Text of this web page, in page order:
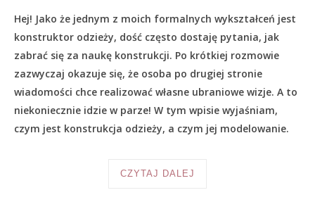
Hej! Jako że jednym z moich formalnych wykształceń jest
konstruktor odzieży, dość często dostaję pytania, jak
zabrać się za naukę konstrukcji. Po krótkiej rozmowie
zazwyczaj okazuje się, że osoba po drugiej stronie
wiadomości chce realizować własne ubraniowe wizje. A to
niekoniecznie idzie w parze! W tym wpisie wyjaśniam,
czym jest konstrukcja odzieży, a czym jej modelowanie.
CZYTAJ DALEJ